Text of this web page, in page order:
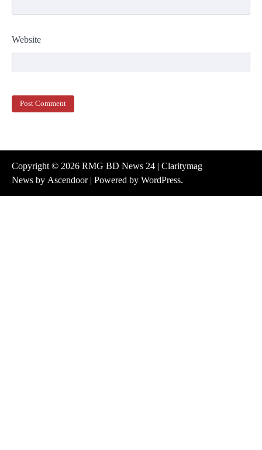
Website
Copyright © 2026 RMG BD News 24 | Claritymag
News by Ascendoor| Powered by WordPress.